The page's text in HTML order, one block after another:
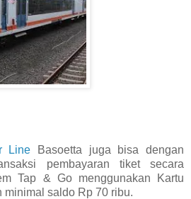
Line Basoetta juga bisa dengan
pembayaran tiket secara
Tap & Go menggunakan Kartu
minimal saldo Rp 70 ribu.